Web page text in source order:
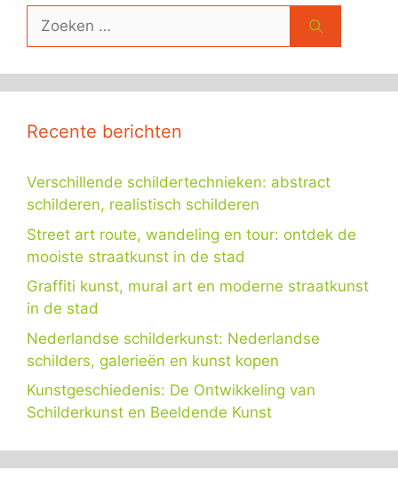
Zoek
Recente berichten
Verschillende schildertechnieken: abstract
schilderen, realistisch schilderen
Street art route, wandeling en tour: ontdek de
mooiste straatkunst in de stad
Graffiti kunst, mural art en moderne straatkunst
in de stad
Nederlandse schilderkunst: Nederlandse
schilders, galerieën en kunst kopen
Kunstgeschiedenis: De Ontwikkeling van
Schilderkunst en Beeldende Kunst